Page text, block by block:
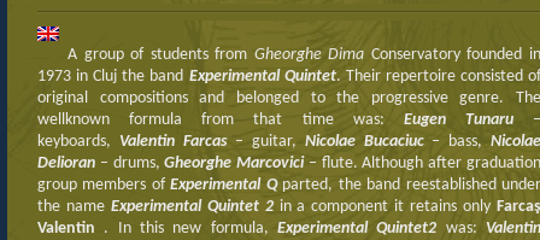
A group of students from Gheorghe Dima Conservatory founded
1973 in Cluj the band Experimental Quintet. Their repertoire consisted
original compositions and belonged to the progressive genre. The
wellknown formula from that time was: Eugen Tunaru–
keyboards, Valentin Farcas– guitar, Nicolae Bucaciuc– bass,
Delioran – drums,Gheorghe Marcovici– flute. Although after
group members ofExperimental Qparted, the band reestablished
the name Experimental Quintet 2in a component it retains only
Valentin . In this new formula, Experimental Quintet2 was: